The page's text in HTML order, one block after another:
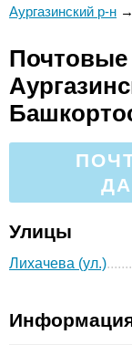
Аургазинский р-н →
Почтовые
Улицы
Лихачева (ул.)